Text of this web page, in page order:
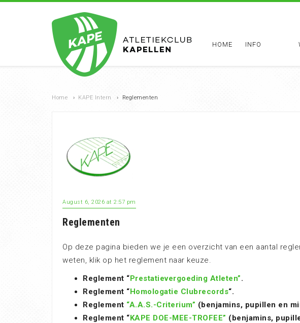
HOME INFO
Home › KAPE Intern › Reglementen
August 6, 2026 at 2:57 pm
Reglementen
Op deze pagina bieden we je een overzicht van een aantal
weten, klik op het reglement naar keuze.
Reglement “Prestatievergoeding Atleten”.
Reglement “Homologatie Clubrecords“.
Reglement “A.A.S.-Criterium” (benjamins, pupillen en
Reglement “KAPE DOE-MEE-TROFEE” (benjamins,